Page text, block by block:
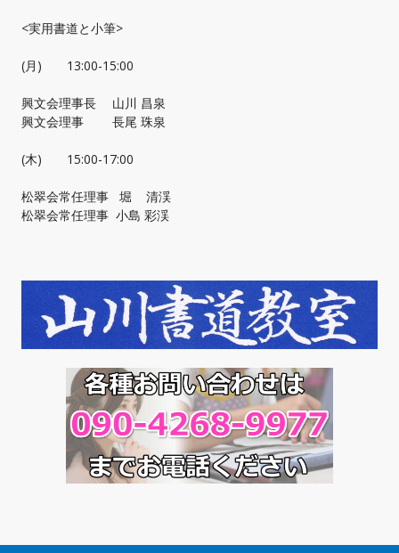
<実用書道と小筆>
(月) 13:00-15:00
興文会理事長 山川 昌泉
興文会理事 長尾 珠泉
(木) 15:00-17:00
松翠会常任理事 堀 清渓
松翠会常任理事 小島 彩渓